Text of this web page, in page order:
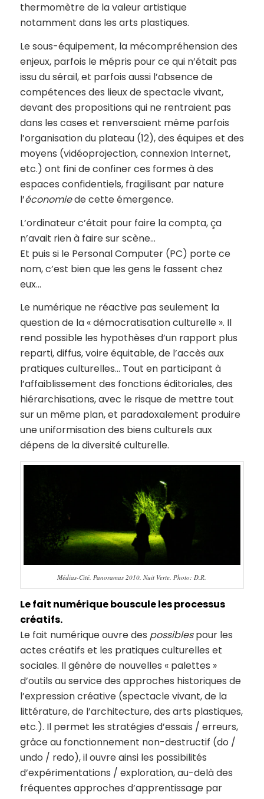
thermomètre de la valeur artistique
notamment dans les arts plastiques.
Le sous-équipement, la mécompréhension des
enjeux, parfois le mépris pour ce qui n’était pas
issu du sérail, et parfois aussi l’absence de
compétences des lieux de spectacle vivant,
devant des propositions qui ne rentraient pas
dans les cases et renversaient même parfois
l’organisation du plateau (12), des équipes et des
moyens (vidéoprojection, connexion Internet,
etc.) ont fini de confiner ces formes à des
espaces confidentiels, fragilisant par nature
l’économiede cette émergence.
L’ordinateur c’était pour faire la compta, ça
n’avait rien à faire sur scène…
Et puis si le Personal Computer (PC) porte ce
nom, c’est bien que les gens le fassent chez
eux…
Le numérique ne réactive pas seulement la
question de la « démocratisation culturelle ». Il
rend possible les hypothèses d’un rapport plus
reparti, diffus, voire équitable, de l’accès aux
pratiques culturelles… Tout en participant à
l’affaiblissement des fonctions éditoriales, des
hiérarchisations, avec le risque de mettre tout
sur un même plan, et paradoxalement produire
une uniformisation des biens culturels aux
dépens de la diversité culturelle.
Médias-Cité. Panoramas 2010. Nuit Verte. Photo: D.R.
Le fait numérique bouscule les processus
créatifs.
Le fait numérique ouvre des possiblespour les
actes créatifs et les pratiques culturelles et
sociales. Il génère de nouvelles « palettes »
d’outils au service des approches historiques de
l’expression créative (spectacle vivant, de la
littérature, de l’architecture, des arts plastiques,
etc.). Il permet les stratégies d’essais / erreurs,
grâce au fonctionnement non-destructif (do /
undo / redo), il ouvre ainsi les possibilités
d’expérimentations / exploration, au-delà des
fréquentes approches d’apprentissage par